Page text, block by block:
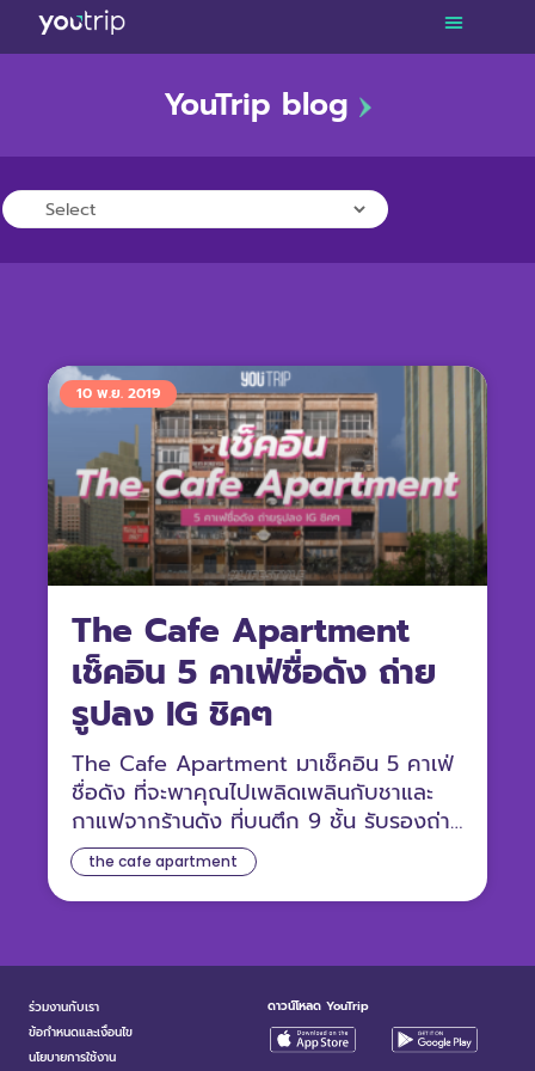
YouTrip blog
the cafe apartment
The Cafe Apartment
เช็คอิน 5 คาเฟ่ชื่อดัง ถ่าย
รูปลง IG ชิคๆ
The Cafe Apartment มาเช็คอิน 5 คาเฟ่
ชื่อดัง ที่จะพาคุณไปเพลิดเพลินกับชาและ
กาแฟจากร้านดัง ที่บนตึก 9 ชั้น รับรองถ่าย
รูปลง IG ได้ยอดไลก์เยอะแน่ๆ
10 พ.ย. 2019
ร่วมงานกับเรา
ข้อกำหนดและเงื่อนไข
นโยบายการใช้งาน
ดาวน์โหลด YouTrip